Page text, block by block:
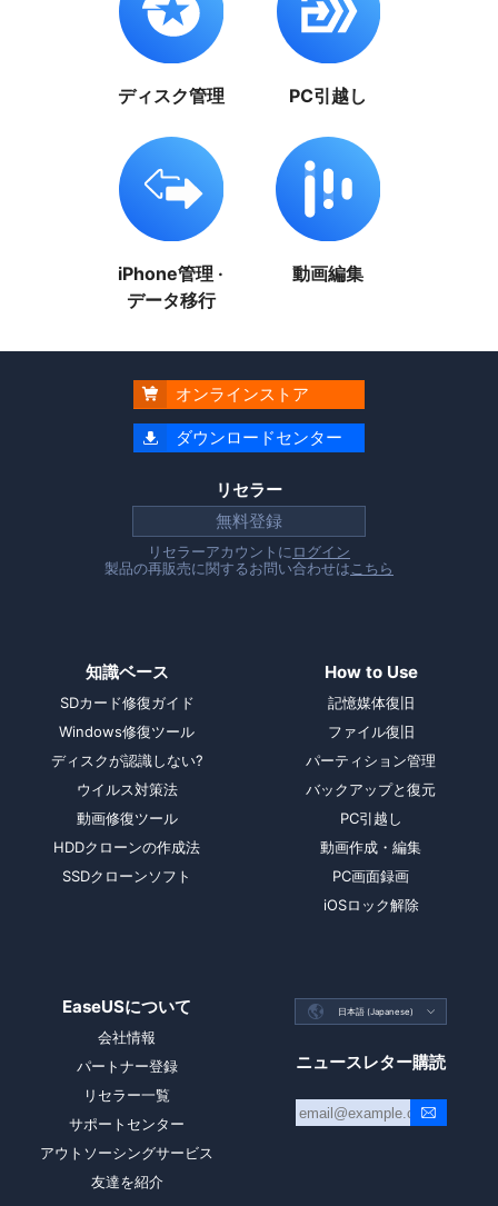
ディスク管理 PC引越し
iPhone管理 ·
データ移行
動画編集
 オンラインストア
 ダウンロードセンター
リセラー
無料登録
リセラーアカウントにログイン
製品の再販売に関するお問い合わせはこちら
知識ベース
SDカード修復ガイド
Windows修復ツール
ディスクが認識しない?
ウイルス対策法
動画修復ツール
HDDクローンの作成法
SSDクローンソフト
How to Use
記憶媒体復旧
ファイル復旧
パーティション管理
バックアップと復元
PC引越し
動画作成・編集
PC画面録画
iOSロック解除
EaseUSについて
会社情報
パートナー登録
リセラー一覧
サポートセンター
アウトソーシングサービス
友達を紹介
 日本語 (Japanese) 
ニュースレター購読